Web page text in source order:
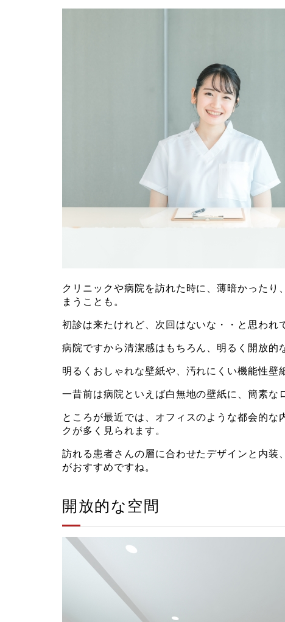
クリニックや病院を訪れた時に、薄暗かったり
まうことも。
初診は来たけれど、次回はないな・・と思われ
病院ですから清潔感はもちろん、明るく開放的
明るくおしゃれな壁紙や、汚れにくい機能性壁
一昔前は病院といえば白無地の壁紙に、簡素な
ところが最近では、オフィスのような都会的
クが多く見られます。
訪れる患者さんの層に合わせたデザインと内
がおすすめですね。
開放的な空間